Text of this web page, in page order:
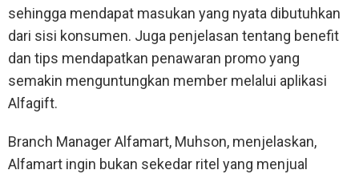
sehingga mendapat masukan yang nyata dibutuhkan
dari sisi konsumen. Juga penjelasan tentang benefit
dan tips mendapatkan penawaran promo yang
semakin menguntungkan member melalui aplikasi
Alfagift.
Branch Manager Alfamart, Muhson, menjelaskan,
Alfamart ingin bukan sekedar ritel yang menjual